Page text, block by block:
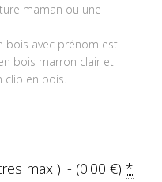
maman ou une
bois avec prénom est
bois marron clair et
clip en bois.
max ) :- (0.00€)*